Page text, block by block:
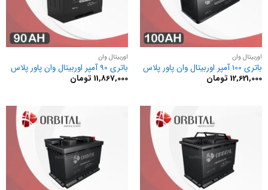
اوربیتال وان
باتری 100 آمپر اوربیتال وان پاور پلاس
12,621,000 تومان
اوربیتال وان
باتری 90 آمپر اوربیتال وان پاور پلاس
11,867,000 تومان